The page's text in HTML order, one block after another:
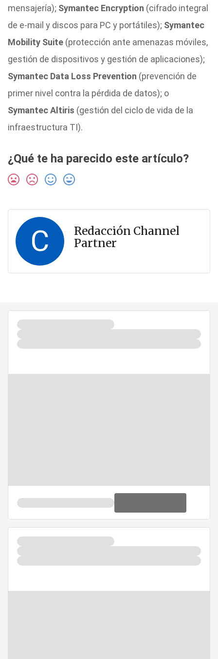
mensajería); Symantec Encryption (cifrado integral
de e-mail y discos para PC y portátiles); Symantec
Mobility Suite(protección ante amenazas móviles,
gestión de dispositivos y gestión de aplicaciones);
Symantec Data Loss Prevention (prevención de
primer nivel contra la pérdida de datos); o
Symantec Altiris (gestión del ciclo de vida de la
infraestructura TI).
¿Qué te ha parecido este artículo?
C
Redacción Channel
Partner